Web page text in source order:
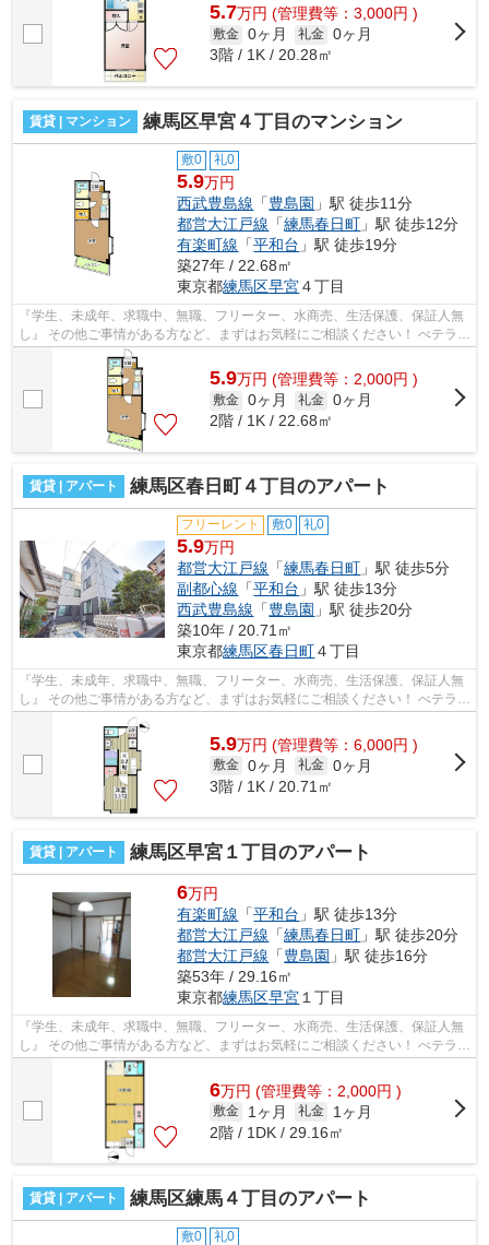
5.7万円 (管理費等：3,000円 )
敷金 0ヶ月 礼金 0ヶ月
3階 / 1K / 20.28㎡
賃貸 | マンション 練馬区早宮４丁目のマンション
敷0 礼0
5.9万円
西武豊島線 「豊島園 」駅 徒歩11分
都営大江戸線 「練馬春日町 」駅 徒歩12分
有楽町線 「平和台 」駅 徒歩19分
築27年 / 22.68㎡
東京都練馬区早宮４丁目
『学生、未成年、求職中、無職、フリーター、水商売、生活保護、保証人無
し』 その他ご事情がある方など、まずはお気軽にご相談ください！ べテラン
スタッフが対応致しますのでご希望...
5.9万円 (管理費等：2,000円 )
敷金 0ヶ月 礼金 0ヶ月
2階 / 1K / 22.68㎡
賃貸 | アパート 練馬区春日町４丁目のアパート
フリーレント 敷0 礼0
5.9万円
都営大江戸線 「練馬春日町 」駅 徒歩5分
副都心線 「平和台 」駅 徒歩13分
西武豊島線 「豊島園 」駅 徒歩20分
築10年 / 20.71㎡
東京都練馬区春日町４丁目
『学生、未成年、求職中、無職、フリーター、水商売、生活保護、保証人無
し』 その他ご事情がある方など、まずはお気軽にご相談ください！ べテラン
スタッフが対応致しますのでご希望...
5.9万円 (管理費等：6,000円 )
敷金 0ヶ月 礼金 0ヶ月
3階 / 1K / 20.71㎡
賃貸 | アパート 練馬区早宮１丁目のアパート
6万円
有楽町線 「平和台 」駅 徒歩13分
都営大江戸線 「練馬春日町 」駅 徒歩20分
都営大江戸線 「豊島園 」駅 徒歩16分
築53年 / 29.16㎡
東京都練馬区早宮 １丁目
『学生、未成年、求職中、無職、フリーター、水商売、生活保護、保証人無
し』 その他ご事情がある方など、まずはお気軽にご相談ください！ べテラン
スタッフが対応致しますのでご希望...
6万円 (管理費等：2,000円 )
敷金 1ヶ月 礼金
1ヶ月
2階 / 1DK / 29.16㎡
賃貸 | アパート 練馬区練馬４丁目のアパート
敷0 礼0